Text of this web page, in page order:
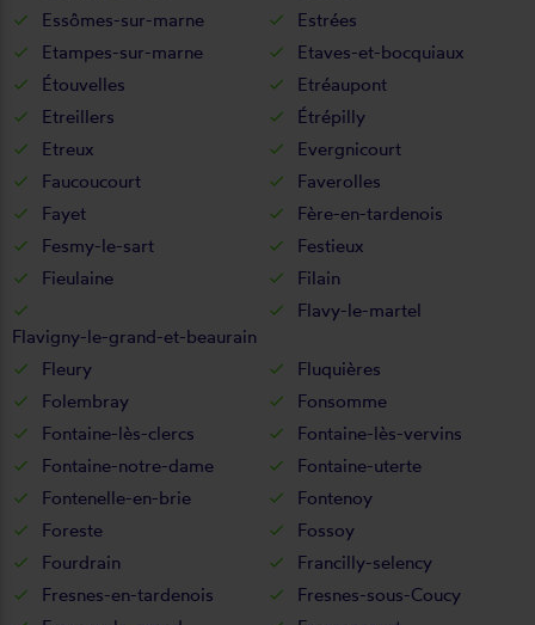
Essômes-sur-marne
Estrées
Etampes-sur-marne
Etaves-et-bocquiaux
Étouvelles
Etréaupont
Etreillers
Étrépilly
Etreux
Evergnicourt
Faucoucourt
Faverolles
Fayet
Fère-en-tardenois
Fesmy-le-sart
Festieux
Fieulaine
Filain
Flavigny-le-grand-et-beaurain
Flavy-le-martel
Fleury
Fluquières
Folembray
Fonsomme
Fontaine-lès-clercs
Fontaine-lès-vervins
Fontaine-notre-dame
Fontaine-uterte
Fontenelle-en-brie
Fontenoy
Foreste
Fossoy
Fourdrain
Francilly-selency
Fresnes-en-tardenois
Fresnes-sous-Coucy